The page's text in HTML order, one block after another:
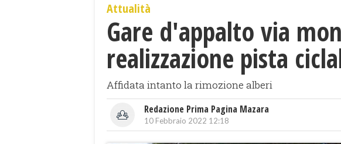
Attualità
Gare d'appalto via
realizzazione pista
Affidata intanto la rimozione alberi
Redazione Prima Pagina Mazara
10 Febbraio 2022 12:18